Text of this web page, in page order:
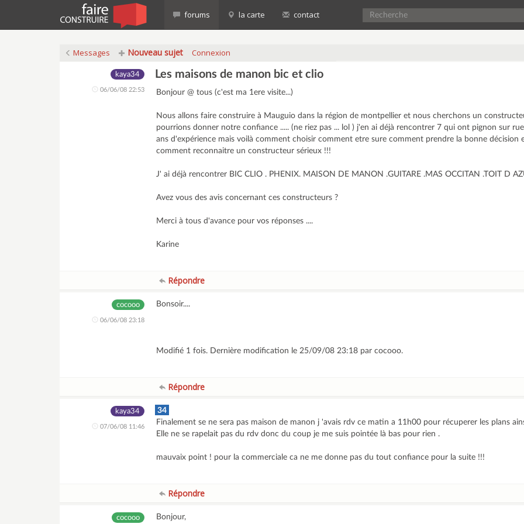
forums la carte contact
Messages Nouveau sujet Connexion
kaya34
06/06/08 22:53
Les maisons de manon bic et clio
Bonjour @ tous (c'est ma 1ere visite...)
Nous allons faire construire à Mauguio dans la région de montpellier et nous cherchons un
pourrions donner notre confiance ..... (ne riez pas ... lol ) j'en ai déjà rencontrer 7 qui ont pignon sur
ans d'expérience mais voilà comment choisir comment etre sure comment prendre la bonne décision
comment reconnaitre un constructeur sérieux !!!
J' ai déjà rencontrer BIC CLIO . PHENIX. MAISON DE MANON .GUITARE .MAS OCCITAN .TOIT D
Avez vous des avis concernant ces constructeurs ?
Merci à tous d'avance pour vos réponses ....
Karine
Répondre
cocooo
06/06/08 23:18
Bonsoir....
Modifié 1 fois. Dernière modification le 25/09/08 23:18 par cocooo.
Répondre
kaya34
07/06/08 11:46
34
Finalement se ne sera pas maison de manon j 'avais rdv ce matin a 11h00 pour récuperer les plans
Elle ne se rapelait pas du rdv donc du coup je me suis pointée là bas pour rien .
mauvaix point ! pour la commerciale ca ne me donne pas du tout confiance pour la suite !!!
Répondre
cocooo Bonjour,